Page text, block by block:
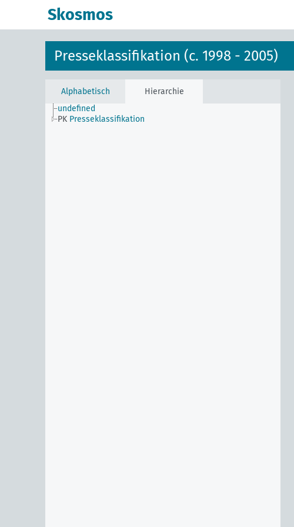
Skosmos
Presseklassifikation (c. 1998 - 2005)
Alphabetisch
Hierarchie
undefined
PK Presseklassifikation